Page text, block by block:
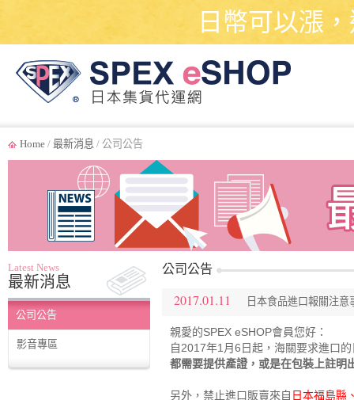
日幣可以漲
Home / 最新消息 / 公司公告
Latest News
最新消息
公司公告
影音專區
公司公告
2017.01.11 日本食品進口報關注意
親愛的SPEX eSHOP會員您好：
自2017年1月6日起，海關要求進口
都需要提供產證，或是在包裝上註明
另外，禁止進口販賣來自 日本福島縣